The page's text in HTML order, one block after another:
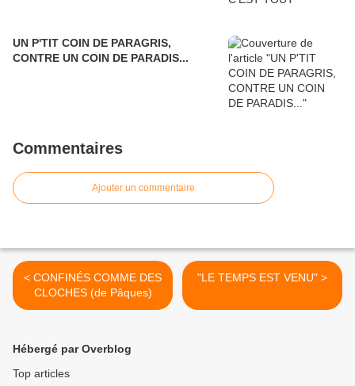
UN P'TIT COIN DE PARAGRIS,
CONTRE UN COIN DE PARADIS...
Commentaires
Ajouter un commentaire
< CONFINÉS COMME DES
CLOCHES (de Pâques)
"LE TEMPS EST VENU" >
Hébergé par Overblog
Top articles